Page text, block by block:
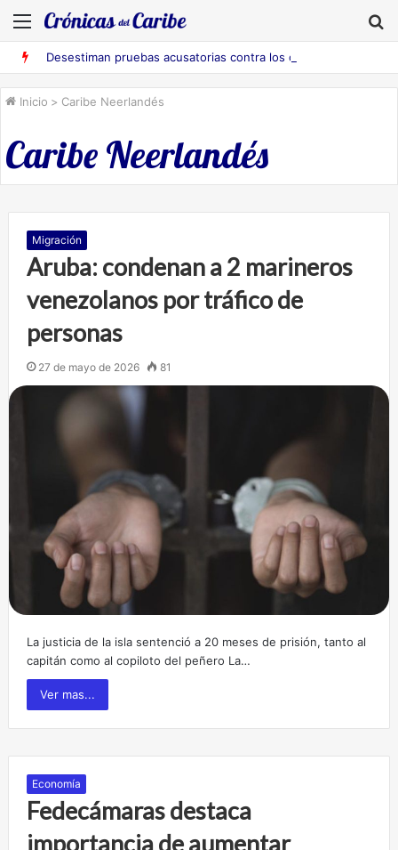
Menú
Inicio > Caribe Neerlandés
Caribe Neerlandés
Migración
Aruba: condenan a 2 marineros
venezolanos por tráfico de
personas
27 de mayo de 2026 81
La justicia de la isla sentenció a 20 meses de prisión, tanto al
capitán como al copiloto del peñero La…
Ver mas...
Economía
Fedecámaras destaca
importancia de aumentar